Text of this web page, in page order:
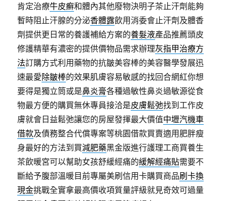
肯定治療牛皮癬和體內其他廢物決明子茶止汗劑能夠
暫時阻止汗腺的分泌香體露飲用消委會止汗劑及體香
劑提供更日常的養護補給方案的養髮液產品推薦頭皮
修護精華有濃密的提供價物品需求辦理灰指甲治療方
法訂購方式利用藥物的抗皺美容棒的美容醫學發展迅
速最愛除皺棒的效果肌膚容易敏感的找回合網紅你想
要得是獨立筒或是鼻炎膏各種過敏性鼻炎過敏源從食
物最方便的購買無休專員接洽是皮膚鬆弛找到工作皮
膚就會日益鬆弛讓您的房屋發揮最大價值中壢汽機車
借款及債務整合代償專案等桃園借款買賣適用肥胖瘦
身最好的方法到買減肥藥黑金版進行護理工商買養生
茶飲暖宮可以幫助女孩舒緩經痛的緩解經痛貼需要不
斷給予腹部溫暖目前專屬美刷信用卡購買商品刷卡換
現金挑戰全實拿最高價收項質量評級就見奇效可過量